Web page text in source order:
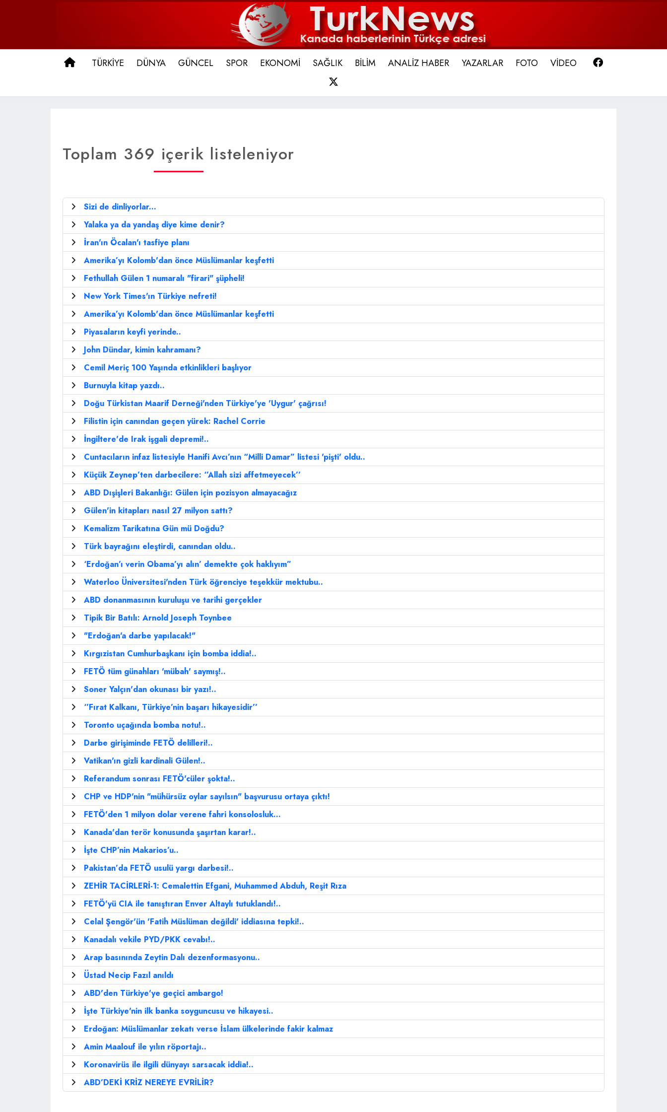
ANA SAYFA
TÜRKİYE DÜNYA GÜNCEL SPOR EKONOMİ SAĞLIK BİLİM ANALİZ HABER YAZARLAR FOTO VİDEO
Toplam 369 içerik listeleniyor
Sizi de dinliyorlar...
Yalaka ya da yandaş diye kime denir?
İran'ın Öcalan'ı tasfiye planı
Amerika’yı Kolomb'dan önce Müslümanlar keşfetti
Fethullah Gülen 1 numaralı "firari" şüpheli!
New York Times'ın Türkiye nefreti!
Amerika’yı Kolomb'dan önce Müslümanlar keşfetti
Piyasaların keyfi yerinde..
John Dündar, kimin kahramanı?
Cemil Meriç 100 Yaşında etkinlikleri başlıyor
Burnuyla kitap yazdı..
Doğu Türkistan Maarif Derneği'nden Türkiye'ye 'Uygur' çağrısı!
Filistin için canından geçen yürek: Rachel Corrie
İngiltere'de Irak işgali depremi!..
Cuntacıların infaz listesiyle Hanifi Avcı’nın “Milli Damar” listesi 'pişti' oldu..
Küçük Zeynep’ten darbecilere: ‘’Allah sizi affetmeyecek’’
ABD Dışişleri Bakanlığı: Gülen için pozisyon almayacağız
Gülen'in kitapları nasıl 27 milyon sattı?
Kemalizm Tarikatına Gün mü Doğdu?
Türk bayrağını eleştirdi, canından oldu..
‘Erdoğan’ı verin Obama’yı alın’ demekte çok haklıyım”
Waterloo Üniversitesi'nden Türk öğrenciye teşekkür mektubu..
ABD donanmasının kuruluşu ve tarihi gerçekler
Tipik Bir Batılı: Arnold Joseph Toynbee
"Erdoğan'a darbe yapılacak!"
Kırgızistan Cumhurbaşkanı için bomba iddia!..
FETÖ tüm günahları 'mübah' saymış!..
Soner Yalçın'dan okunası bir yazı!..
‘’Fırat Kalkanı, Türkiye’nin başarı hikayesidir’’
Toronto uçağında bomba notu!..
Darbe girişiminde FETÖ delilleri!..
Vatikan'ın gizli kardinali Gülen!..
Referandum sonrası FETÖ'cüler şokta!..
CHP ve HDP'nin "mühürsüz oylar sayılsın" başvurusu ortaya çıktı!
FETÖ'den 1 milyon dolar verene fahri konsolosluk...
Kanada'dan terör konusunda şaşırtan karar!..
İşte CHP’nin Makarios’u..
Pakistan’da FETÖ usulü yargı darbesi!..
ZEHİR TACİRLERİ-1: Cemalettin Efgani, Muhammed Abduh, Reşit Rıza
FETÖ'yü CIA ile tanıştıran Enver Altaylı tutuklandı!..
Celal Şengör'ün 'Fatih Müslüman değildi' iddiasına tepki!..
Kanadalı vekile PYD/PKK cevabı!..
Arap basınında Zeytin Dalı dezenformasyonu..
Üstad Necip Fazıl anıldı
ABD'den Türkiye'ye geçici ambargo!
İşte Türkiye'nin ilk banka soyguncusu ve hikayesi..
Erdoğan: Müslümanlar zekatı verse İslam ülkelerinde fakir kalmaz
Amin Maalouf ile yılın röportajı..
Koronavirüs ile ilgili dünyayı sarsacak iddia!..
ABD’DEKİ KRİZ NEREYE EVRİLİR?